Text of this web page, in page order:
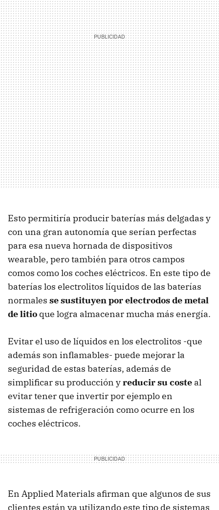
Esto permitiría producir baterías más delgadas y
con una gran autonomía que serían perfectas
para esa nueva hornada de dispositivos
wearable, pero también para otros campos
comos como los coches eléctricos. En este tipo de
baterías los electrolitos líquidos de las baterías
normales se sustituyen por electrodos de metal
de litio que logra almacenar mucha más energía.
Evitar el uso de líquidos en los electrolitos -que
además son inflamables- puede mejorar la
seguridad de estas baterías, además de
simplificar su producción yreducir su coste al
evitar tener que invertir por ejemplo en
sistemas de refrigeración como ocurre en los
coches eléctricos.
En Applied Materials afirman que algunos de sus
clientes están ya utilizando este tipo de sistemas